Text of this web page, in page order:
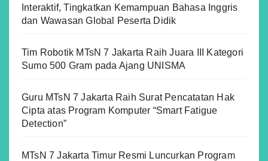
Interaktif, Tingkatkan Kemampuan Bahasa Inggris
dan Wawasan Global Peserta Didik
Tim Robotik MTsN 7 Jakarta Raih Juara III Kategori
Sumo 500 Gram pada Ajang UNISMA
Guru MTsN 7 Jakarta Raih Surat Pencatatan Hak
Cipta atas Program Komputer “Smart Fatigue
Detection”
MTsN 7 Jakarta Timur Resmi Luncurkan Program